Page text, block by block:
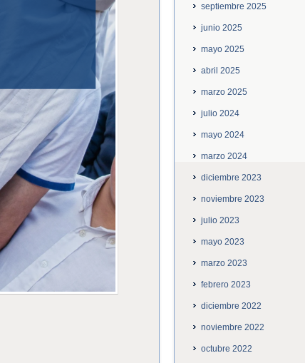
septiembre 2025
junio 2025
mayo 2025
abril 2025
marzo 2025
julio 2024
mayo 2024
marzo 2024
diciembre 2023
noviembre 2023
julio 2023
mayo 2023
marzo 2023
febrero 2023
diciembre 2022
noviembre 2022
octubre 2022